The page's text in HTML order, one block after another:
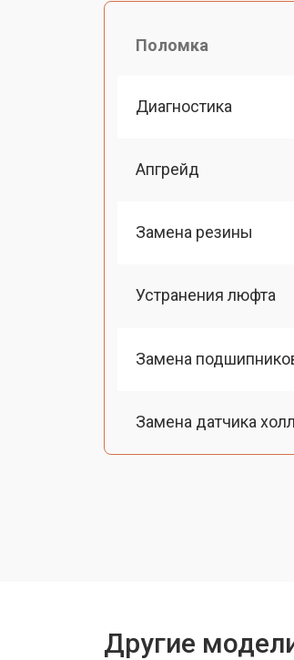
Поломка
Диагностика
Апгрейд
Замена резины
Устранения люфта
Замена
Замена датчика
Другие